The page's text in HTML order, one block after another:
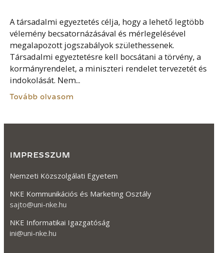
A társadalmi egyeztetés célja, hogy a lehető legtöbb
vélemény becsatornázásával és mérlegelésével
megalapozott jogszabályok születhessenek.
Társadalmi egyeztetésre kell bocsátani a törvény, a
kormányrendelet, a miniszteri rendelet tervezetét és
indokolását. Nem...
Tovább olvasom
IMPRESSZUM
Nemzeti Közszolgálati Egyetem
NKE Kommunikációs és Marketing Osztály
sajto@uni-nke.hu
NKE Informatikai Igazgatóság
ini@uni-nke.hu